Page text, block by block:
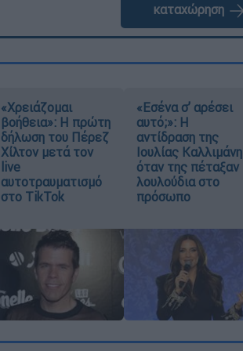
καταχώρηση
«Χρειάζομαι
βοήθεια»: Η πρώτη
δήλωση του Πέρεζ
Χίλτον μετά τον
live
αυτοτραυματισμό
στο TikTok
«Εσένα σ’ αρέσει
αυτό;»: Η
αντίδραση της
Ιουλίας Καλλιμάνη
όταν της πέταξαν
λουλούδια στο
πρόσωπο